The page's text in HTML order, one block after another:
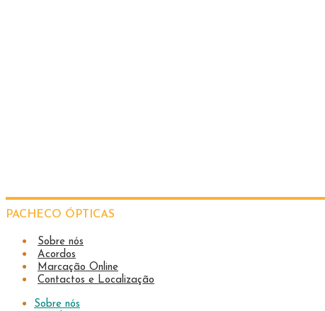
PACHECO ÓPTICAS
Sobre nós
Acordos
Marcação Online
Contactos e Localização
Sobre nós